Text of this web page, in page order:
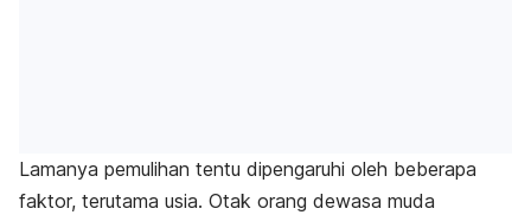
Lamanya pemulihan tentu dipengaruhi oleh beberapa
faktor, terutama usia. Otak orang dewasa muda